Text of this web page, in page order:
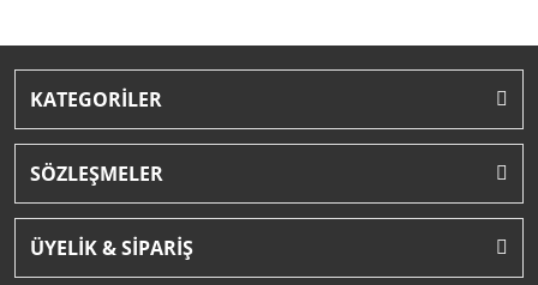
KATEGORİLER
SÖZLEŞMELER
ÜYELİK & SİPARİŞ